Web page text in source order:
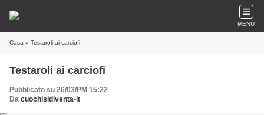
MENU
Casa » Testaroli ai carciofi
Testaroli ai carciofi
Pubblicato su 26/03/PM 15:22
Da cuochisidiventa-it